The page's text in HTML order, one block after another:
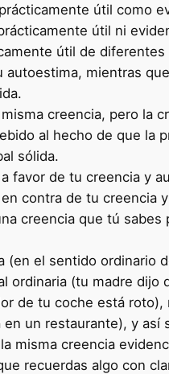
útil como
útil ni
útil de
mientras
creencia, pero la
al hecho de que la
sólida.
favor de tu creencia y
contra de tu creencia
creencia que tú
(en el sentido ordinario
ordinaria (tu madre
de tu coche está
un restaurante), y así
misma creencia
recuerdas algo con